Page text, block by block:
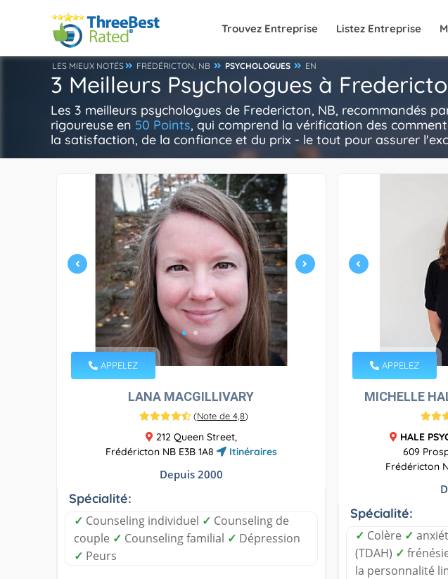
Trouvez Entreprise Listez Entreprise
LES MIEUX NOTÉS FRÉDÉRICTON, NB PSYCHOLOGUES EN
3 Meilleurs Psychologues à
Les 3 meilleurs psychologues de Fredericton, NB, recommandés
rigoureuse en 50 Points, qui comprend la vérification des
la satisfaction, de la confiance et du prix - le tout pour assurer
APPELEZ
LANA MACGILLIVARY
(Note de 4,8)
212 Queen Street,
Frédéricton NB E3B 1A8
Itinéraires
Depuis 2000
Spécialité:
✓ Counseling individuel ✓ Counseling de
couple ✓ Counseling familial ✓ Dépression
✓ Peurs
APPELEZ
MICHELLE
HALE
609
Frédéricton
Spécialité:
✓ Colère ✓
(TDAH) ✓
la personnalité